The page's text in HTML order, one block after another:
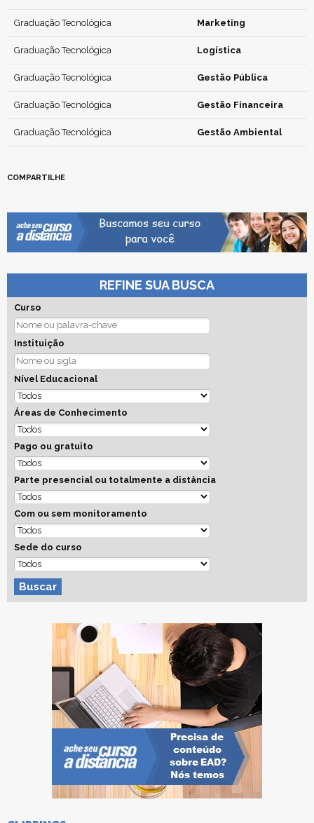
Graduação Tecnológica Marketing
Graduação Tecnológica Logística
Graduação Tecnológica Gestão Pública
Graduação Tecnológica Gestão Financeira
Graduação Tecnológica Gestão Ambiental
COMPARTILHE
REFINE SUA BUSCA
Curso
Instituição
Nível Educacional
Áreas de Conhecimento
Pago ou gratuito
Parte presencial ou totalmente a distância
Com ou sem monitoramento
Sede do curso
Buscar